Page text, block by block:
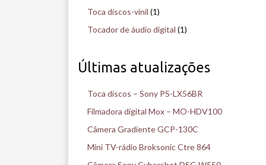
Toca discos-vinil (1)
Tocador de áudio digital (1)
Últimas atualizações
Toca discos – Sony PS-LX56BR
Filmadora digital Mox – MO-HDV100
Câmera Gradiente GCP-130C
Mini TV-rádio Broksonic Ctre 864